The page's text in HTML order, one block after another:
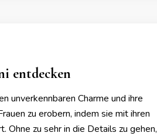
entdecken
unverkennbaren Charme und ihre
zu erobern, indem sie mit ihren
zu sehr in die Details zu gehen,